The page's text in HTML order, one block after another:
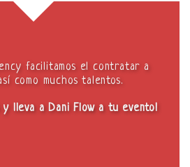
facilitamos el contratar a
como muchos talentos.
y lleva a Dani Flow a tu evento!